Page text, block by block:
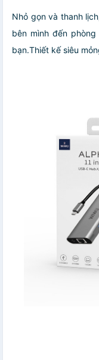
Nhỏ gọn và thanh
bên mình đến
bạn.Thiết kế siêu